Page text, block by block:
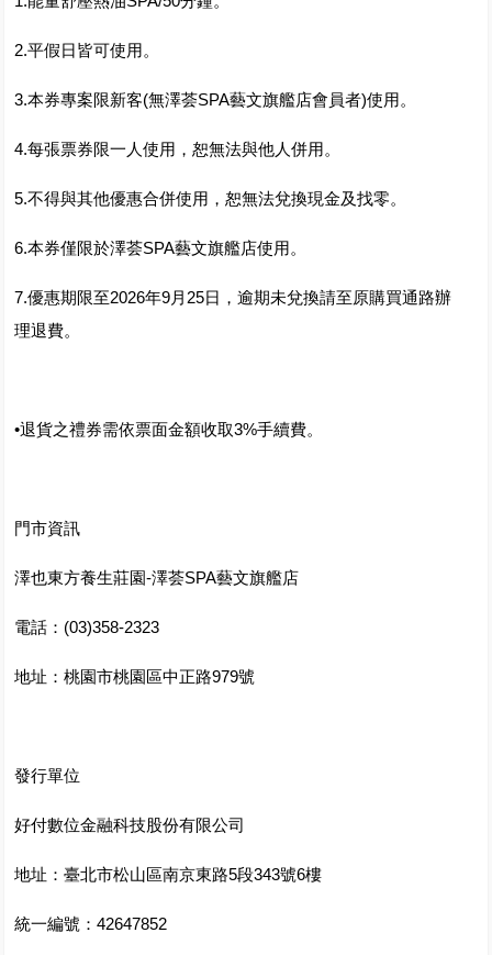
2.平假日皆可使用。
3.本券專案限新客(無澤荟SPA藝文旗艦店會員者)使用。
4.每張票券限一人使用，恕無法與他人併用。
5.不得與其他優惠合併使用，恕無法兌換現金及找零。
6.本券僅限於澤荟SPA藝文旗艦店使用。
7.優惠期限至2026年9月25日，逾期未兌換請至原購買通路辦
理退費。
•退貨之禮券需依票面金額收取3%手續費。
門市資訊
澤也東方養生莊園-澤荟SPA藝文旗艦店
電話：(03)358-2323
地址：桃園市桃園區中正路979號
發行單位
好付數位金融科技股份有限公司
地址：臺北市松山區南京東路5段343號6樓
統一編號：42647852